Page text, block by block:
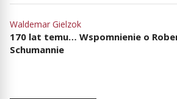
Waldemar Gielzok
170 lat temu… Wspomnienie o
Schumannie